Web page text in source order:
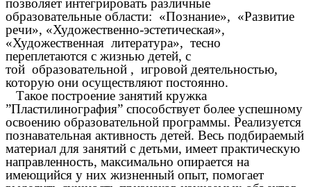
позволяет интегрировать различные
образовательные области: «Познание», «Развитие
речи», «Художественно-эстетическая»,
«Художественная литература», тесно
переплетаются с жизнью детей, с
той образовательной , игровой деятельностью,
которую они осуществляют постоянно.
Такое построение занятий кружка
”Пластилинография” способствует более успешному
освоению образовательной программы. Реализуется
познавательная активность детей. Весь подбираемый
материал для занятий с детьми, имеет практическую
направленность, максимально опирается на
имеющийся у них жизненный опыт, помогает